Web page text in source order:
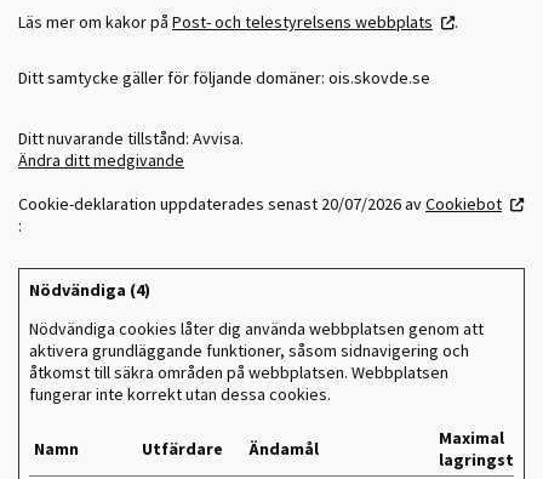
Läs mer om kakor på Post- och telestyrelsens webbplats .
Ditt samtycke gäller för följande domäner: ois.skovde.se
Ditt nuvarande tillstånd: Avvisa.
Ändra ditt medgivande
Cookie-deklaration uppdaterades senast 20/07/2026 avCookiebot
:
Nödvändiga (4)
Nödvändiga cookies låter dig använda webbplatsen genom att
aktivera grundläggande funktioner, såsom sidnavigering och
åtkomst till säkra områden på webbplatsen. Webbplatsen
fungerar inte korrekt utan dessa cookies.
Namn Utfärdare Ändamål
Maximal
lagringstid